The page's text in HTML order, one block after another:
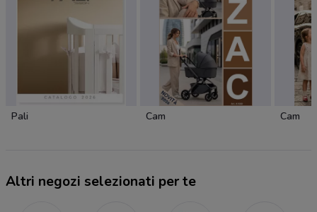
Pali Cam Cam
Altri negozi selezionati per te